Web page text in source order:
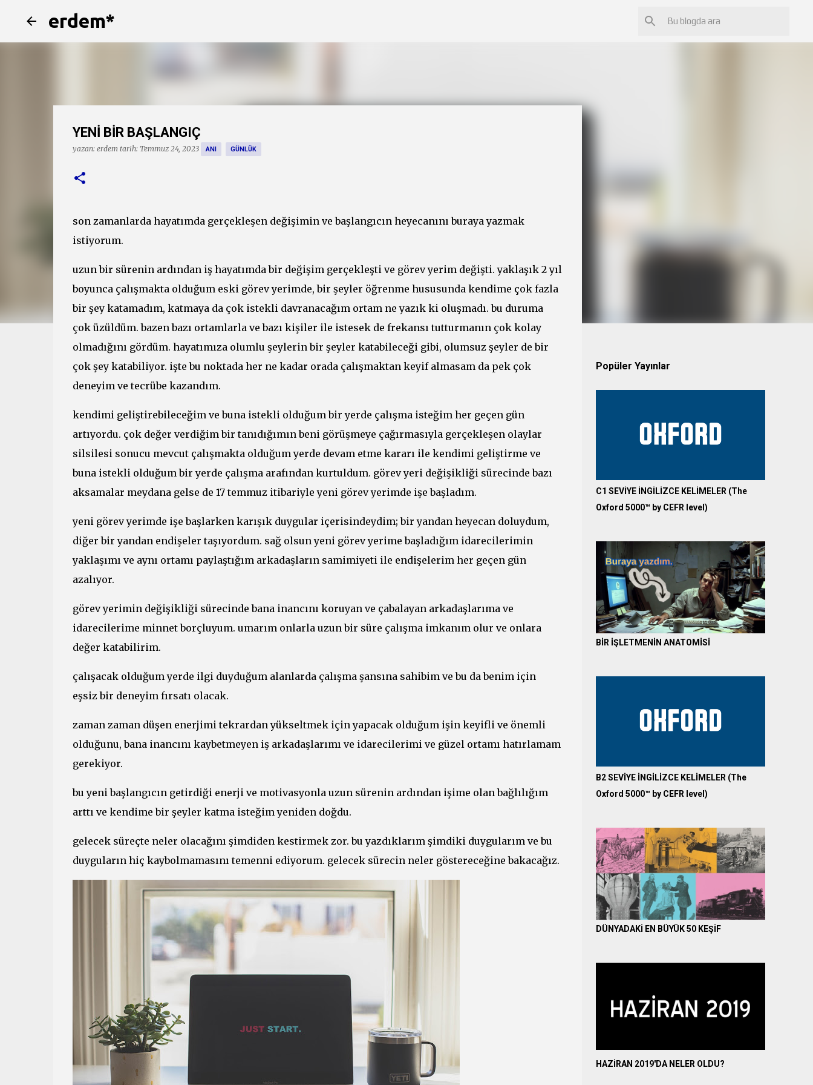
erdem*
YENİ BİR BAŞLANGIÇ
yazan: erdem tarih: Temmuz 24, 2023 ANI GÜNLÜK
son zamanlarda hayatımda gerçekleşen değişimin ve başlangıcın heyecanını buraya yazmak
istiyorum.
uzun bir sürenin ardından iş hayatımda bir değişim gerçekleşti ve görev yerim değişti. yaklaşık 2 yıl
boyunca çalışmakta olduğum eski görev yerimde, bir şeyler öğrenme hususunda kendime çok fazla
bir şey katamadım, katmaya da çok istekli davranacağım ortam ne yazık ki oluşmadı. bu duruma
çok üzüldüm. bazen bazı ortamlarla ve bazı kişiler ile istesek de frekansı tutturmanın çok kolay
olmadığını gördüm. hayatımıza olumlu şeylerin bir şeyler katabileceği gibi, olumsuz şeyler de bir
çok şey katabiliyor. işte bu noktada her ne kadar orada çalışmaktan keyif almasam da pek çok
deneyim ve tecrübe kazandım.
kendimi geliştirebileceğim ve buna istekli olduğum bir yerde çalışma isteğim her geçen gün
artıyordu. çok değer verdiğim bir tanıdığımın beni görüşmeye çağırmasıyla gerçekleşen olaylar
silsilesi sonucu mevcut çalışmakta olduğum yerde devam etme kararı ile kendimi geliştirme ve
buna istekli olduğum bir yerde çalışma arafından kurtuldum. görev yeri değişikliği sürecinde bazı
aksamalar meydana gelse de 17 temmuz itibariyle yeni görev yerimde işe başladım.
yeni görev yerimde işe başlarken karışık duygular içerisindeydim; bir yandan heyecan doluydum,
diğer bir yandan endişeler taşıyordum. sağ olsun yeni görev yerime başladığım idarecilerimin
yaklaşımı ve aynı ortamı paylaştığım arkadaşların samimiyeti ile endişelerim her geçen gün
azalıyor.
görev yerimin değişikliği sürecinde bana inancını koruyan ve çabalayan arkadaşlarıma ve
idarecilerime minnet borçluyum. umarım onlarla uzun bir süre çalışma imkanım olur ve onlara
değer katabilirim.
çalışacak olduğum yerde ilgi duyduğum alanlarda çalışma şansına sahibim ve bu da benim için
eşsiz bir deneyim fırsatı olacak.
zaman zaman düşen enerjimi tekrardan yükseltmek için yapacak olduğum işin keyifli ve önemli
olduğunu, bana inancını kaybetmeyen iş arkadaşlarımı ve idarecilerimi ve güzel ortamı hatırlamam
gerekiyor.
bu yeni başlangıcın getirdiği enerji ve motivasyonla uzun sürenin ardından işime olan bağlılığım
arttı ve kendime bir şeyler katma isteğim yeniden doğdu.
gelecek süreçte neler olacağını şimdiden kestirmek zor. bu yazdıklarım şimdiki duygularım ve bu
duyguların hiç kaybolmamasını temenni ediyorum. gelecek sürecin neler göstereceğine bakacağız.
Popüler Yayınlar
C1 SEVİYE İNGİLİZCE KELİMELER (The
Oxford 5000™ by CEFR level)
BİR İŞLETMENİN ANATOMİSİ
B2 SEVİYE İNGİLİZCE KELİMELER (The
Oxford 5000™ by CEFR level)
DÜNYADAKİ EN BÜYÜK 50 KEŞİF
HAZİRAN 2019'DA NELER OLDU?